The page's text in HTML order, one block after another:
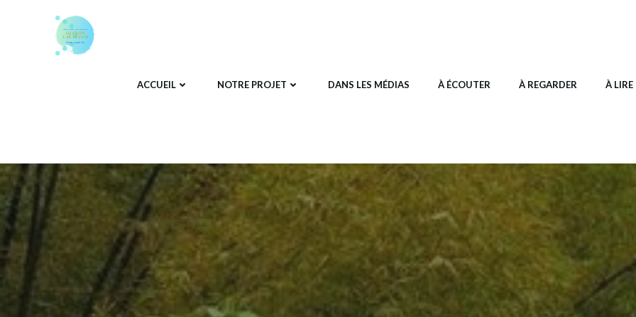
ACCUEIL NOTRE PROJET DANS LES MÉDIAS À ÉCOUTER À REGARDER À LIRE